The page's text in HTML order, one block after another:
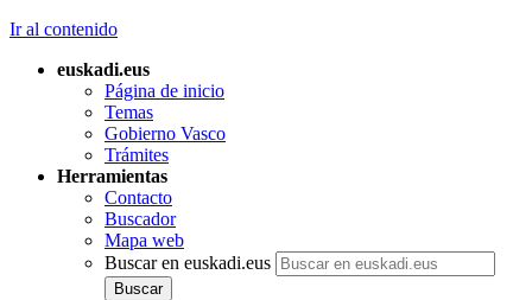
Ir al contenido
euskadi.eus
Página de inicio
Temas
Gobierno Vasco
Trámites
Herramientas
Contacto
Buscador
Mapa web
Buscar en euskadi.eus